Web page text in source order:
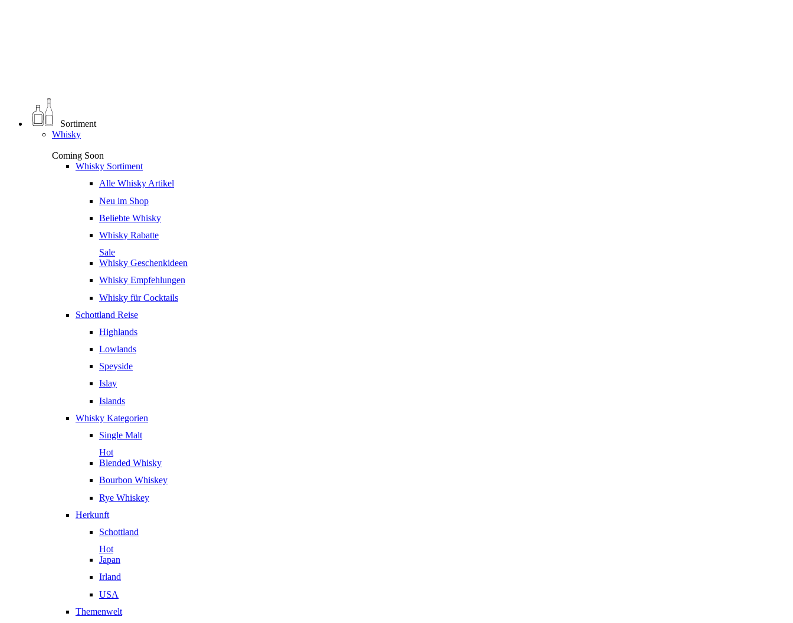
Sortiment
Whisky
Coming Soon
Whisky Sortiment
Alle Whisky Artikel
Neu im Shop
Beliebte Whisky
Whisky Rabatte
Sale
Whisky Geschenkideen
Whisky Empfehlungen
Whisky für Cocktails
Schottland Reise
Highlands
Lowlands
Speyside
Islay
Islands
Whisky Kategorien
Single Malt
Hot
Blended Whisky
Bourbon Whiskey
Rye Whiskey
Herkunft
Schottland
Hot
Japan
Irland
USA
Themenwelt